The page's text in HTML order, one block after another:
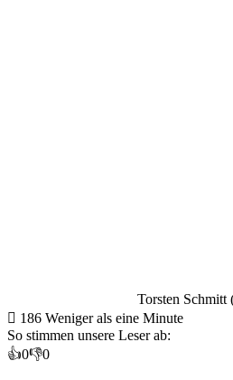
Torsten Schmitt
186 Weniger als eine Minute
So stimmen unsere Leser ab:
👍0👎0